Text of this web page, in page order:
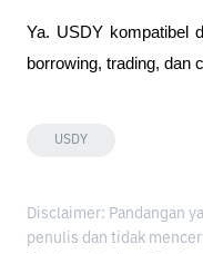
Ya. USDY kompatibel
borrowing, trading, dan
USDY
Disclaimer: Pandangan
penulis dan tidak